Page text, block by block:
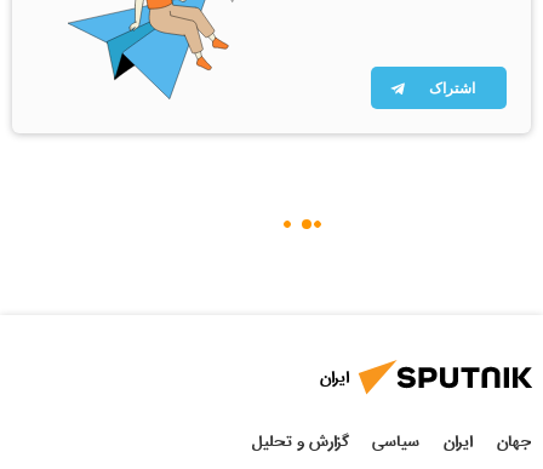
اشتراک
ایران
جهان ایران سیاسی گزارش و تحلیل